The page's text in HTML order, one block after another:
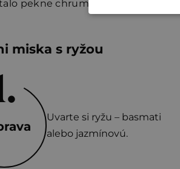
pekne chrumkavé a tak akurát
miska s ryžou
Uvarte si ryžu – basmati
alebo jazmínovú.